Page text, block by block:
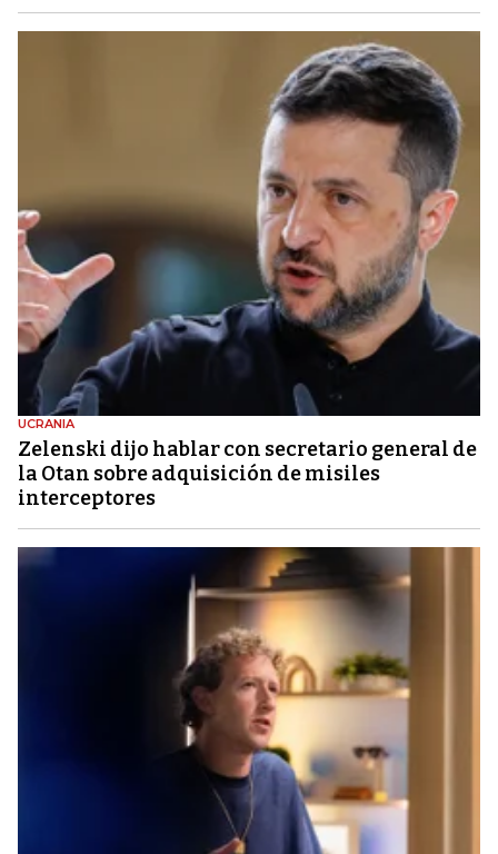
UCRANIA
Zelenski dijo hablar con secretario general de
la Otan sobre adquisición de misiles
interceptores